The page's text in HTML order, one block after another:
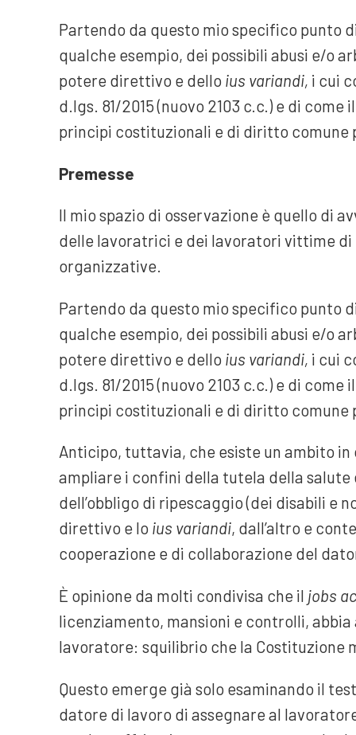
Partendo da questo mio specifico punto
qualche esempio, dei possibili abusi e/o
potere direttivo e dello ius variandi, i cui
d.lgs. 81/2015 (nuovo 2103 c.c.) e di
principi costituzionali e di diritto comune
Premesse
Il mio spazio di osservazione è quello di
delle lavoratrici e dei lavoratori vittime di
organizzative.
Partendo da questo mio specifico punto
qualche esempio, dei possibili abusi e/o
potere direttivo e dello ius variandi, i cui
d.lgs. 81/2015 (nuovo 2103 c.c.) e di
principi costituzionali e di diritto comune
Anticipo, tuttavia, che esiste un ambito
ampliare i confini della tutela della
dell’obbligo di ripescaggio (dei disabili e
direttivo e lo ius variandi, dall’altro e
cooperazione e di collaborazione del
È opinione da molti condivisa che il jobs
licenziamento, mansioni e controlli,
lavoratore: squilibrio che la Costituzione
Questo emerge già solo esaminando il
datore di lavoro di assegnare al